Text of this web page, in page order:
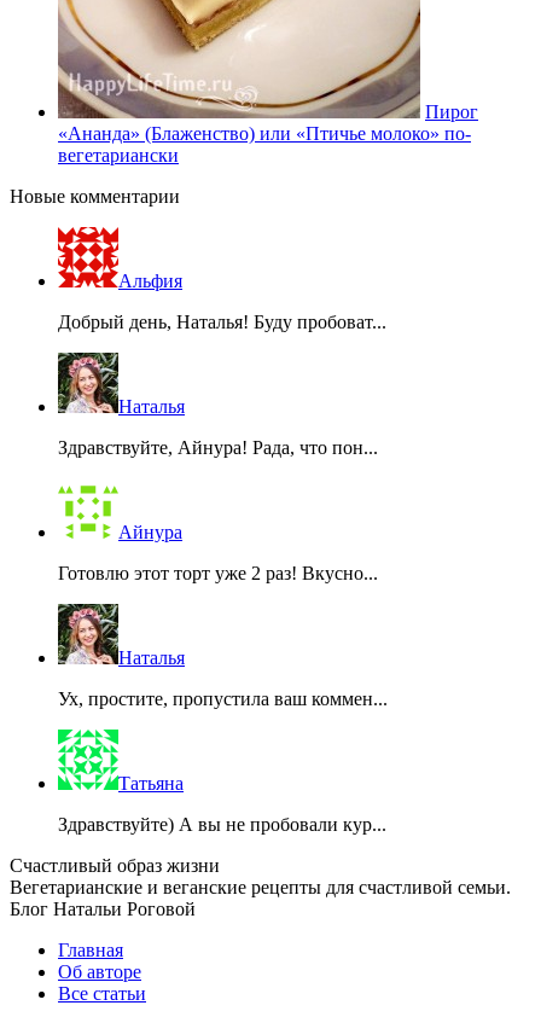
Пирог
«Ананда» (Блаженство) или «Птичье молоко» по-
вегетариански
Новые комментарии
Альфия
Добрый день, Наталья! Буду пробоват...
Наталья
Здравствуйте, Айнура! Рада, что пон...
Айнура
Готовлю этот торт уже 2 раз! Вкусно...
Наталья
Ух, простите, пропустила ваш коммен...
Татьяна
Здравствуйте) А вы не пробовали кур...
Счастливый образ жизни
Вегетарианские и веганские рецепты для счастливой семьи.
Блог Натальи Роговой
Главная
Об авторе
Все статьи